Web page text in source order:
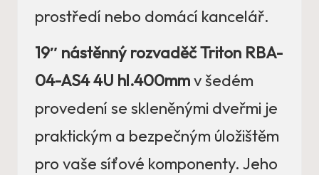
prostředí nebo domácí kancelář.
19″ nástěnný rozvaděč Triton RBA-
04-AS4 4U hl.400mmv šedém
provedení se skleněnými dveřmi je
praktickým a bezpečným úložištěm
pro vaše síťové komponenty. Jeho